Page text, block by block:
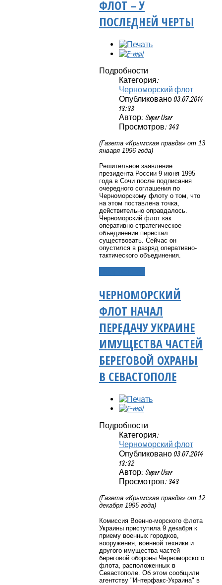
ФЛОТ – У
ПОСЛЕДНЕЙ ЧЕРТЫ
Подробности
Категория:
Черноморский флот
Опубликовано 03.07.2014
13:33
Автор: Super User
Просмотров: 343
(Газета «Крымская правда» от 13
января 1996 года)
Решительное заявление
президента России 9 июня 1995
года в Сочи после подписания
очередного соглашения по
Черноморскому флоту о том, что
на этом поставлена точка,
действительно оправдалось.
Черноморский флот как
оперативно-стратегическое
объединение перестал
существовать. Сейчас он
опустился в разряд оперативно-
тактического объединения.
ЧЕРНОМОРСКИЙ
ФЛОТ НАЧАЛ
ПЕРЕДАЧУ УКРАИНЕ
ИМУЩЕСТВА ЧАСТЕЙ
БЕРЕГОВОЙ ОХРАНЫ
В СЕВАСТОПОЛЕ
Подробности
Категория:
Черноморский флот
Опубликовано 03.07.2014
13:32
Автор: Super User
Просмотров: 343
(Газета «Крымская правда» от 12
декабря 1995 года)
Комиссия Военно-морского флота
Украины приступила 9 декабря к
приему военных городков,
вооружения, военной техники и
другого имущества частей
береговой обороны Черноморского
флота, расположенных в
Севастополе. Об этом сообщили
агентству "Интерфакс-Украина" в